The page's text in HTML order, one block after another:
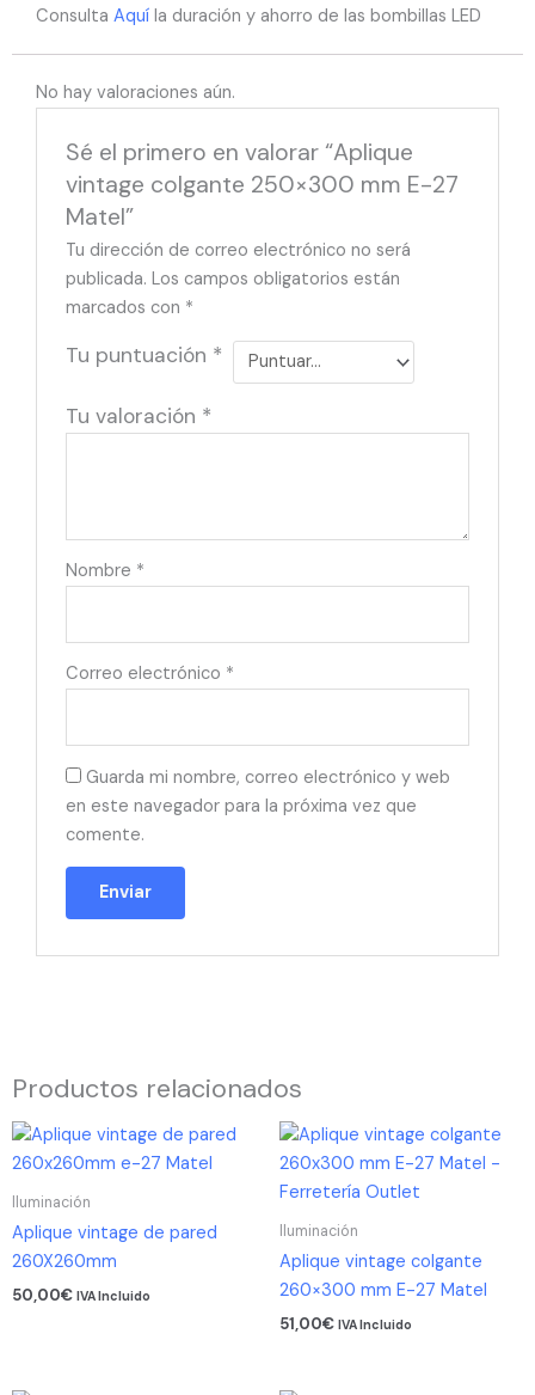
Consulta Aquí la duración y ahorro de las bombillas LED
No hay valoraciones aún.
Sé el primero en valorar “Aplique
vintage colgante 250×300 mm E-27
Matel”
Tu dirección de correo electrónico no será
publicada. Los campos obligatorios están
marcados con *
Tu puntuación *
Tu valoración *
Nombre *
Correo electrónico *
Guarda mi nombre, correo electrónico y web
en este navegador para la próxima vez que
comente.
Productos relacionados
Iluminación
Aplique vintage de pared
260X260mm
50,00€ IVA Incluido
Iluminación
Aplique vintage colgante
260×300 mm E-27 Matel
51,00€ IVA Incluido